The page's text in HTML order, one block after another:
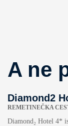
A ne
Diamond2
REMETINEČKA
Diamond₂ Hotel 4*